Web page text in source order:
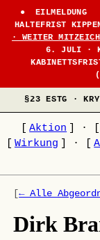
EILMELDUNG
HALTEFRIST
· WEITER
6. JULI ·
§23 ESTG ·
Aktion ·
Wirkung ·
[← Alle
Dirk